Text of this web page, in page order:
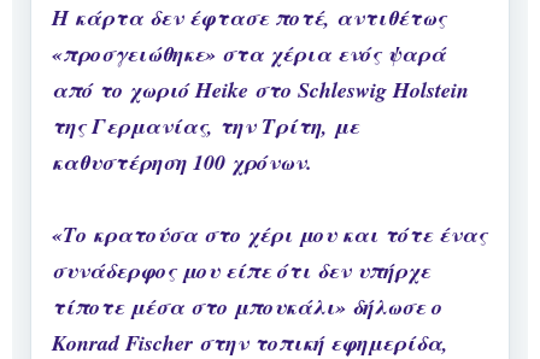
Η κάρτα δεν έφτασε ποτέ, αντιθέτως
«προσγειώθηκε» στα χέρια ενός ψαρά
από το χωριό Heike στο Schleswig Holstein
της Γερμανίας, την Τρίτη, με
καθυστέρηση 100 χρόνων.
«Το κρατούσα στο χέρι μου και τότε ένας
συνάδερφος μου είπε ότι δεν υπήρχε
τίποτε μέσα στο μπουκάλι» δήλωσε ο
Konrad Fischer στην τοπική εφημερίδα,